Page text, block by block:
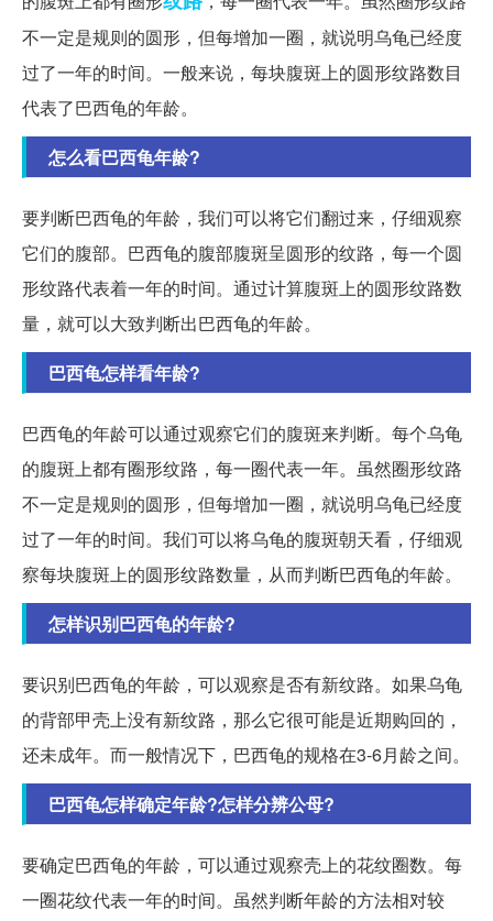
不一定是规则的圆形，但每增加一圈，就说明乌龟已经度
过了一年的时间。一般来说，每块腹斑上的圆形纹路数目
代表了巴西龟的年龄。
怎么看巴西龟年龄?
要判断巴西龟的年龄，我们可以将它们翻过来，仔细观察
它们的腹部。巴西龟的腹部腹斑呈圆形的纹路，每一个圆
形纹路代表着一年的时间。通过计算腹斑上的圆形纹路数
量，就可以大致判断出巴西龟的年龄。
巴西龟怎样看年龄?
巴西龟的年龄可以通过观察它们的腹斑来判断。每个乌龟
的腹斑上都有圈形纹路，每一圈代表一年。虽然圈形纹路
不一定是规则的圆形，但每增加一圈，就说明乌龟已经度
过了一年的时间。我们可以将乌龟的腹斑朝天看，仔细观
察每块腹斑上的圆形纹路数量，从而判断巴西龟的年龄。
怎样识别巴西龟的年龄?
要识别巴西龟的年龄，可以观察是否有新纹路。如果乌龟
的背部甲壳上没有新纹路，那么它很可能是近期购回的，
还未成年。而一般情况下，巴西龟的规格在3-6月龄之间。
巴西龟怎样确定年龄?怎样分辨公母?
要确定巴西龟的年龄，可以通过观察壳上的花纹圈数。每
一圈花纹代表一年的时间。虽然判断年龄的方法相对较